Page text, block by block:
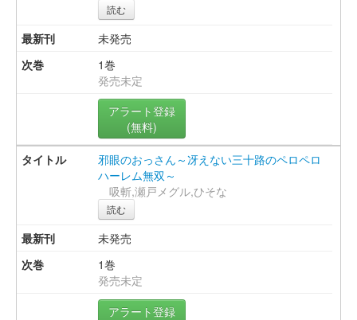
読む
未発売
1巻
発売未定
アラート登録
(無料)
邪眼のおっさん～冴えない三十路のペロペロ
ハーレム無双～
吸斬,瀬戸メグル,ひそな
読む
未発売
1巻
発売未定
アラート登録